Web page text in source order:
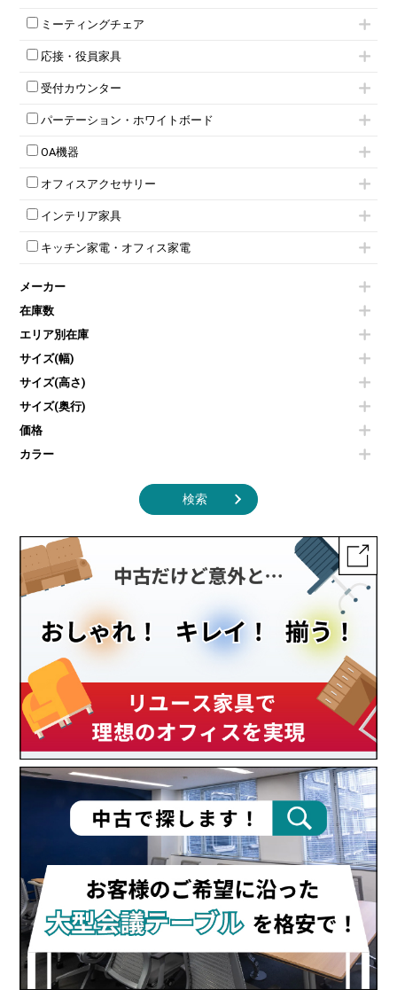
上下連結キャビネット
軽量ラック（スチールラック）
収納家具その他
両開書庫
ラテラル書庫
3人用ロッカー
5人用ロッカー
8人用ロッカー
多人数ロッカー
ダイヤル錠ロッカー
ダイヤル錠ロッカー
ワードローブ・クローゼット
ミーティングテーブル
スタッキングテーブル
ネスティングテーブル
カウンターテーブル
T字脚テーブル
会議テーブルW1200～
会議テーブルW1800～
平行スタックテーブル
会議テーブルその他
ミーティングチェア
キャスター付きミーティングチェア
スタッキングミーティングチェア
テーブル付きミーティングチェア
折りたたみミーティングチェア
ハイチェア
ミーティングチェアその他
応接・役員家具
応接セット
応接ソファ
応接チェア
応接・役員家具その他
受付カウンター
ハイカウンター
ローカウンター
ラウンジカウンター
パーテーション・ホワイトボード
パーテーション
自立タイプパーテーション
パーテーションその他
壁掛けホワイトボード
ホワイトボードその他
OA機器
電話機（ビジネスフォン）
シュレッダー
スクリーン
その他OA機器
オフィスアクセサリー
チェア用台車
演台・講演台・演説台
防音パネル
コートハンガー・ポールハンガー
傘立て
食器棚・キッチンキャビネット
カタログスタンド
オフィスアクセサリーその他
インテリア家具
モールドチェア
ダイニングチェア
カウンターテーブル
センターテーブル・サイドテーブル
ベンチ・スツール
ソファ
シェルフ
ダストボックス（ゴミ箱）
インテリア家具その他
キッチン家電・オフィス家電
冷蔵庫・洗濯機
空気清浄機・加湿器
液晶テレビ・モニター類
エアコン
照明機器
掃除機
季節家電
メーカー
在庫数
エリア別在庫
サイズ(幅)
サイズ(高さ)
サイズ(奥行)
価格
カラー
検索